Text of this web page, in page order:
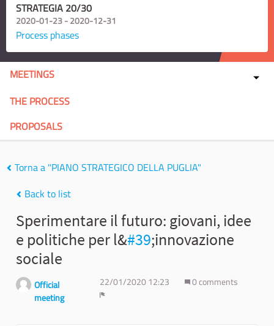
STRATEGIA 20/30
2020-01-23 - 2020-12-31
Process phases
MEETINGS
THE PROCESS
PROPOSALS
Torna a "PIANO STRATEGICO DELLA PUGLIA"
Back to list
Sperimentare il futuro: giovani, idee
e politiche per l&#39;innovazione
sociale
Official
meeting
22/01/2020 12:23
0 comments